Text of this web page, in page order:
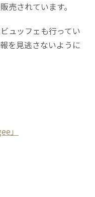
売されています。
ュッフェも行ってい
を見逃さないように
」